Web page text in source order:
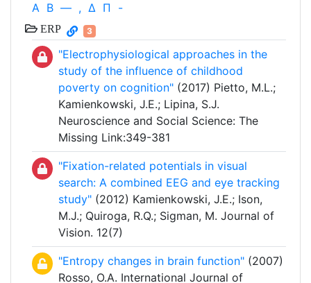
Α Β — , Δ Π -
ERP 3
"Electrophysiological approaches in the
study of the influence of childhood
poverty on cognition" (2017) Pietto, M.L.;
Kamienkowski, J.E.; Lipina, S.J.
Neuroscience and Social Science: The
Missing Link:349-381
"Fixation-related potentials in visual
search: A combined EEG and eye tracking
study" (2012) Kamienkowski, J.E.; Ison,
M.J.; Quiroga, R.Q.; Sigman, M. Journal of
Vision. 12(7)
"Entropy changes in brain function" (2007)
Rosso, O.A. International Journal of